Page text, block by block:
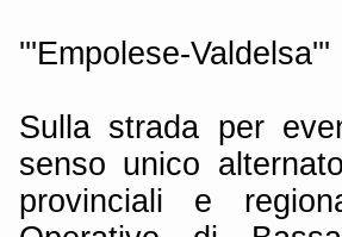
'''Empolese-Valdelsa'''
Sulla strada per
senso unico
provinciali e